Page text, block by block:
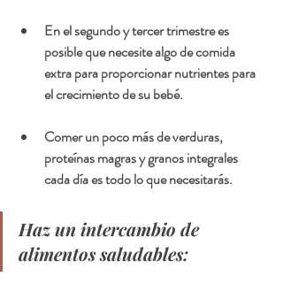
En el segundo y tercer trimestre es
posible que necesite algo de comida
extra para proporcionar nutrientes para
el crecimiento de su bebé.
Comer un poco más de verduras,
proteínas magras y granos integrales
cada día es todo lo que necesitarás.
Haz un intercambio de
alimentos saludables: